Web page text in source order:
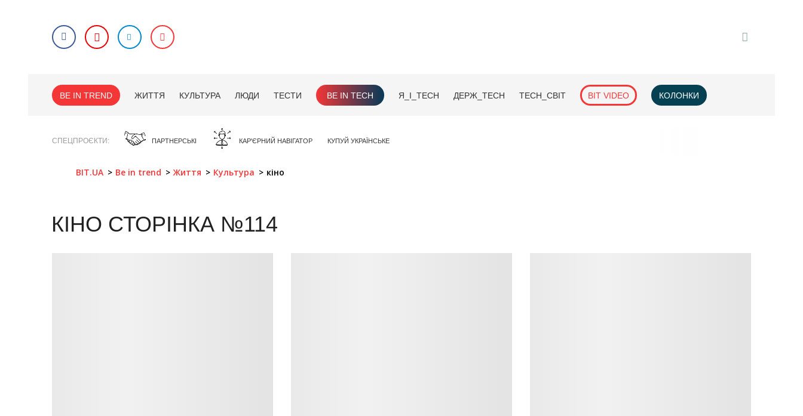
BE IN TREND ЖИТТЯ КУЛЬТУРА ЛЮДИ ТЕСТИ BE IN TECH Я_І_TECH ДЕРЖ_TECH TECH_СВІТ BIT VIDEO КОЛОНКИ
СПЕЦПРОЄКТИ ПАРТНЕРСЬКІ КАР'ЄРНИЙ НАВІГАТОР КУПУЙ УКРАЇНСЬКЕ
BIT.UA Be in trend Життя Культура кіно
КІНО СТОРІНКА №114